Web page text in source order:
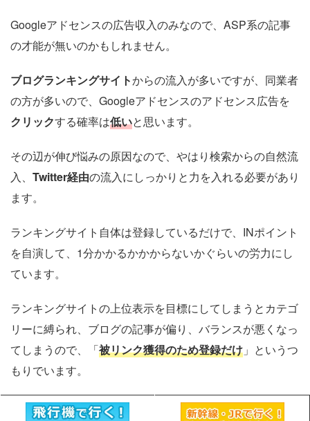
Googleアドセンスの広告収入のみなので、ASP系の記事
の才能が無いのかもしれません。
ブログランキングサイトからの流入が多いですが、同業者
の方が多いので、Googleアドセンスのアドセンス広告を
クリックする確率は低いと思います。
その辺が伸び悩みの原因なので、やはり検索からの自然流
入、 Twitter経由の流入にしっかりと力を入れる必要があり
ます。
ランキングサイト自体は登録しているだけで、INポイント
を自演して、1分かかるかかからないかぐらいの労力にし
ています。
ランキングサイトの上位表示を目標にしてしまうとカテゴ
リーに縛られ、ブログの記事が偏り、バランスが悪くなっ
てしまうので、「被リンク獲得のため登録だけ 」というつ
もりでいます。